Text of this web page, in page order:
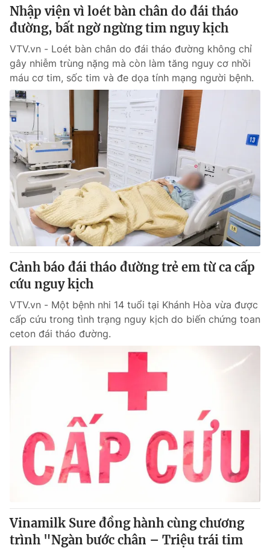
Nhập viện vì loét bàn chân do đái tháo
đường, bất ngờ ngừng tim nguy kịch
VTV.vn - Loét bàn chân do đái tháo đường không chỉ
gây nhiễm trùng nặng mà còn làm tăng nguy cơ nhồi
máu cơ tim, sốc tim và đe dọa tính mạng người bệnh.
Cảnh báo đái tháo đường trẻ em từ ca cấp
cứu nguy kịch
VTV.vn - Một bệnh nhi 14 tuổi tại Khánh Hòa vừa được
cấp cứu trong tình trạng nguy kịch do biến chứng toan
ceton đái tháo đường.
Vinamilk Sure đồng hành cùng chương
trình "Ngàn bước chân – Triệu trái tim